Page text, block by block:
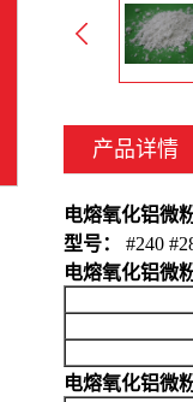
产品详情
电熔氧化铝微
型号：
#240
电熔氧化铝微
电熔氧化铝微